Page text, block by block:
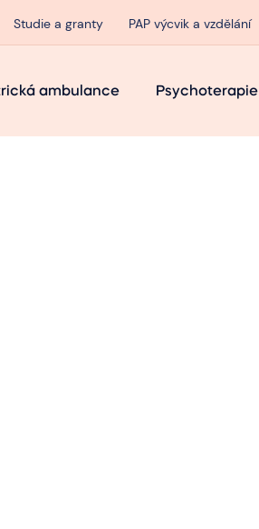
Studie a granty PAP výcvik a vzdělání
ambulance Psychoterapie